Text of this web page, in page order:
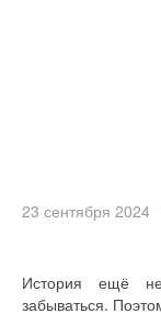
23 сентября 2024
История ещё
забываться.